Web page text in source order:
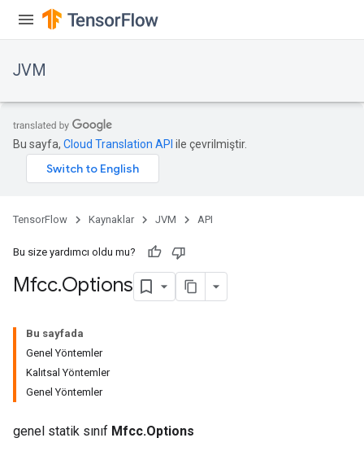
JVM
Bu sayfa, Cloud Translation API ile çevrilmiştir.
TensorFlow Kaynaklar JVM API
Bu size yardımcı oldu mu?
Mfcc.Options
Bu sayfada
Genel Yöntemler
Kalıtsal Yöntemler
Genel Yöntemler
genel statik sınıf Mfcc.Options